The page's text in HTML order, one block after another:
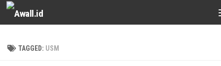
Skip to content
TAGGED: USM